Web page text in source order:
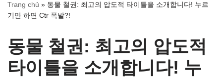
Trang chủ » 동물 철권: 최고의 압도적 타이틀을 소개합니다! 누르
기만 하면 Ctr 폭발?!
동물 철권: 최고의 압도적
타이틀을 소개합니다! 누